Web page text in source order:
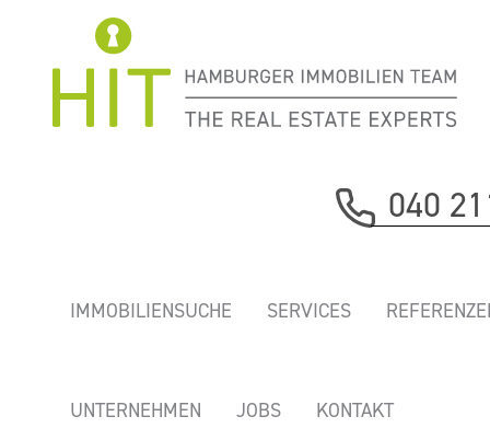
040
IMMOBILIENSUCHE SERVICES
UNTERNEHMEN JOBS KONTAKT
„ADA47” -
REPRÄSENTATIVEM